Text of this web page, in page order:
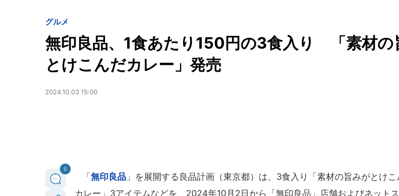
グルメ
無印良品、1食あたり150円の3食入り 「素材の
とけこんだカレー」発売
2024.10.03 15:00
0
「 無印良品 」を展開する良品計画（東京都）は、3食入り「素材の旨みがとけこ
カレー」3アイテムなどを、2024年10月2日から「無印良品」店舗およびネット